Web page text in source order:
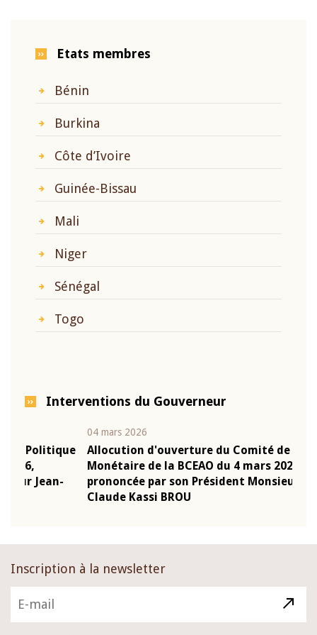
Etats membres
Bénin
Burkina
Côte d’Ivoire
Guinée-Bissau
Mali
Niger
Sénégal
Togo
Interventions du Gouverneur
Allocution d'ouverture du Comité de Politique
Monétaire de la BCEAO du 4 mars 2026,
prononcée par son Président Monsieur Jean-
Claude Kassi BROU
Inscription à la newsletter